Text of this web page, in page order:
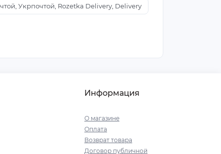
Укрпочтой, Rozetka Delivery, Delivery
Информация
О магазине
Оплата
Возврат товара
Договор публичной